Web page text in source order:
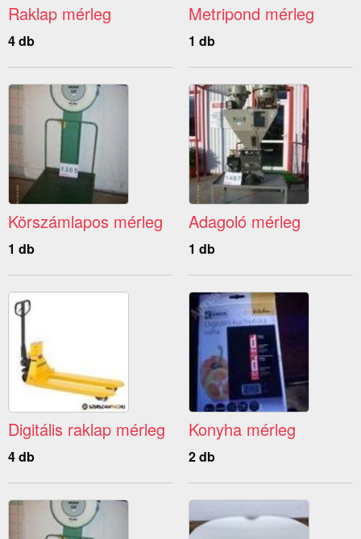
Raklap mérleg
4 db
Metripond mérleg
1 db
Körszámlapos mérleg
1 db
Adagoló mérleg
1 db
Digitális raklap mérleg
4 db
Konyha mérleg
2 db